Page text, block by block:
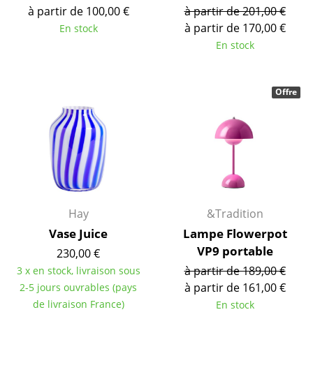
Table de jardin
Rangements
Étagères & Armoires
Bibliothèques
Étagères murales
Buffets & Commodes
Meubles TV
Caissons roulants et Meubles d’appoint
à partir de 100,00 €
En stock
à partir de 201,00 €
à partir de 170,00 €
En stock
Hay
Vase Juice
230,00 €
3 x en stock, livraison sous
2-5 jours ouvrables (pays
de livraison France)
&Tradition
Lampe Flowerpot
VP9 portable
à partir de 189,00 €
à partir de 161,00 €
En stock
Offre